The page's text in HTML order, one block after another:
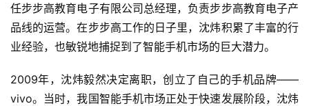
任步步高教育电子有限公司总经理，负责步步高教育电子产
品线的运营。在步步高工作的日子里，沈炜积累了丰富的行
业经验，也敏锐地捕捉到了智能手机市场的巨大潜力。
2009年，沈炜毅然决定离职，创立了自己的手机品牌——
vivo。当时，我国智能手机市场正处于快速发展阶段，沈炜